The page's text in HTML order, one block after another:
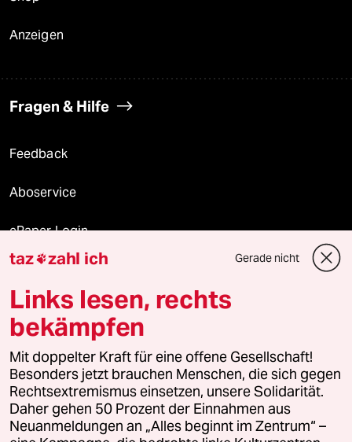
Anzeigen
Fragen & Hilfe
Feedback
Aboservice
ePaper Login
Downloads für Abonnierende
© 2026 taz Verlags und Vertriebs GmbH
Alle Rechte vorbehalten. Bei rechtlichen Fragen oder für Genehmigungen
wenden Sie sich bitte an lizenzen@taz.de
Feedback Redaktionsstatut Kommune-Richtlinien
taz zahl ich Gerade nicht
Links lesen, rechts
bekämpfen
Mit doppelter Kraft für eine offene Gesellschaft!
Besonders jetzt brauchen Menschen, die sich gegen
Rechtsextremismus einsetzen, unsere Solidarität.
Daher gehen 50 Prozent der Einnahmen aus
Neuanmeldungen an „Alles beginnt im Zentrum“ –